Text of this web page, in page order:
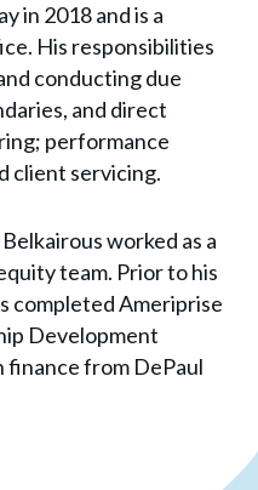
in 2018 and is a
His responsibilities
conducting due
and direct
performance
client servicing.
worked as a
team. Prior to his
completed Ameriprise
Development
finance from DePaul